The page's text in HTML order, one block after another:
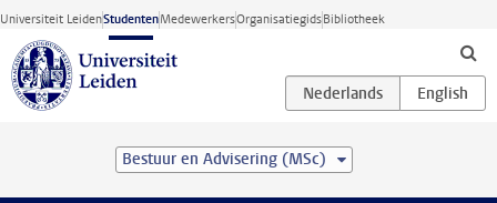
Ga direct naar de inhoud
Universiteit LeidenStudentenMedewerkersOrganisatiegidsBibliotheek
Bestuur en Advisering (MSc)